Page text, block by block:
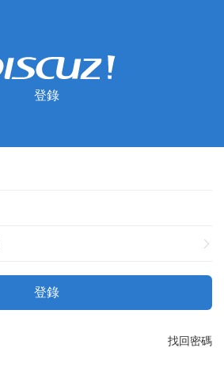
登錄
登錄
找回密碼